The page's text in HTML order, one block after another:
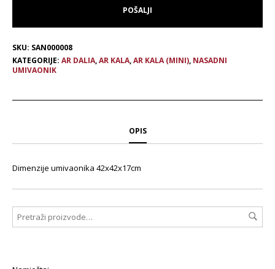
SKU: SAN000008
KATEGORIJE: AR DALIA,AR KALA,AR KALA (MINI), NASADNI
UMIVAONIK
OPIS
Dimenzije umivaonika 42x42x17cm